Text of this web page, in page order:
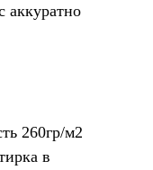
аккуратно
260гр/м2
в